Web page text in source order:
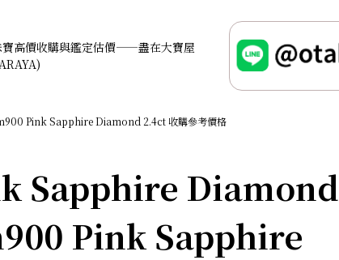
寶高價收購與鑑定估價——盡在大寶屋
Pink Sapphire Diamond 2.4ct 收購參考價格
Sapphire Diamond
Pink Sapphire